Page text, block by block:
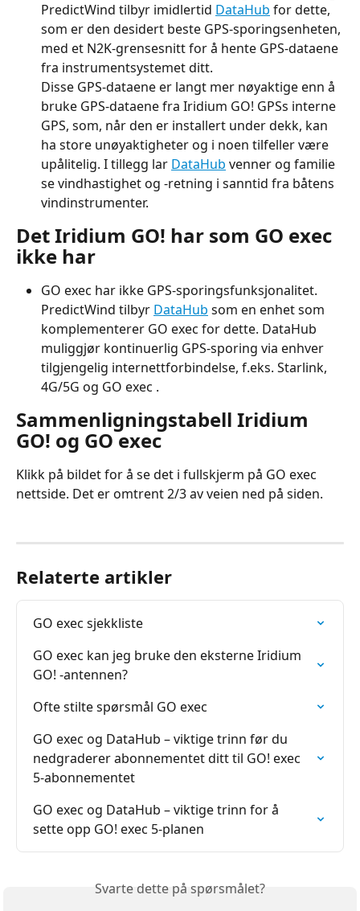
PredictWind tilbyr imidlertid DataHub for dette,
som er den desidert beste GPS-sporingsenheten,
med et N2K-grensesnitt for å hente GPS-dataene
fra instrumentsystemet ditt.
Disse GPS-dataene er langt mer nøyaktige enn å
bruke GPS-dataene fra Iridium GO! GPSs interne
GPS, som, når den er installert under dekk, kan
ha store unøyaktigheter og i noen tilfeller være
upålitelig. I tillegg lar DataHub venner og familie
se vindhastighet og -retning i sanntid fra båtens
vindinstrumenter.
Det Iridium GO! har som GO exec
ikke har
GO exec har ikke GPS-sporingsfunksjonalitet.
PredictWind tilbyr DataHub som en enhet som
komplementerer GO exec for dette. DataHub
muliggjør kontinuerlig GPS-sporing via enhver
tilgjengelig internettforbindelse, f.eks. Starlink,
4G/5G og GO exec .
Sammenligningstabell Iridium
GO! og GO exec
Klikk på bildet for å se det i fullskjerm på GO exec
nettside. Det er omtrent 2/3 av veien ned på siden.
Relaterte artikler
GO exec sjekkliste
GO exec kan jeg bruke den eksterne Iridium
GO! -antennen?
Ofte stilte spørsmål GO exec
GO exec og DataHub – viktige trinn før du
nedgraderer abonnementet ditt til GO! exec
5-abonnementet
GO exec og DataHub – viktige trinn for å
sette opp GO! exec 5-planen
Svarte dette på spørsmålet?